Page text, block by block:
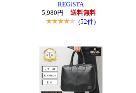
REGiSTA
5,980円
送料無料
(52件)